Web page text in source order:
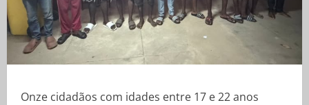
Onze cidadãos com idades entre 17 e 22 anos